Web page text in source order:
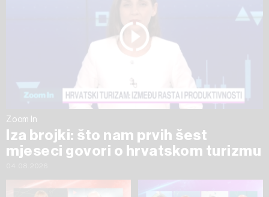
Zoom In
Iza brojki: što nam prvih šest
mjeseci govori o hrvatskom turizmu